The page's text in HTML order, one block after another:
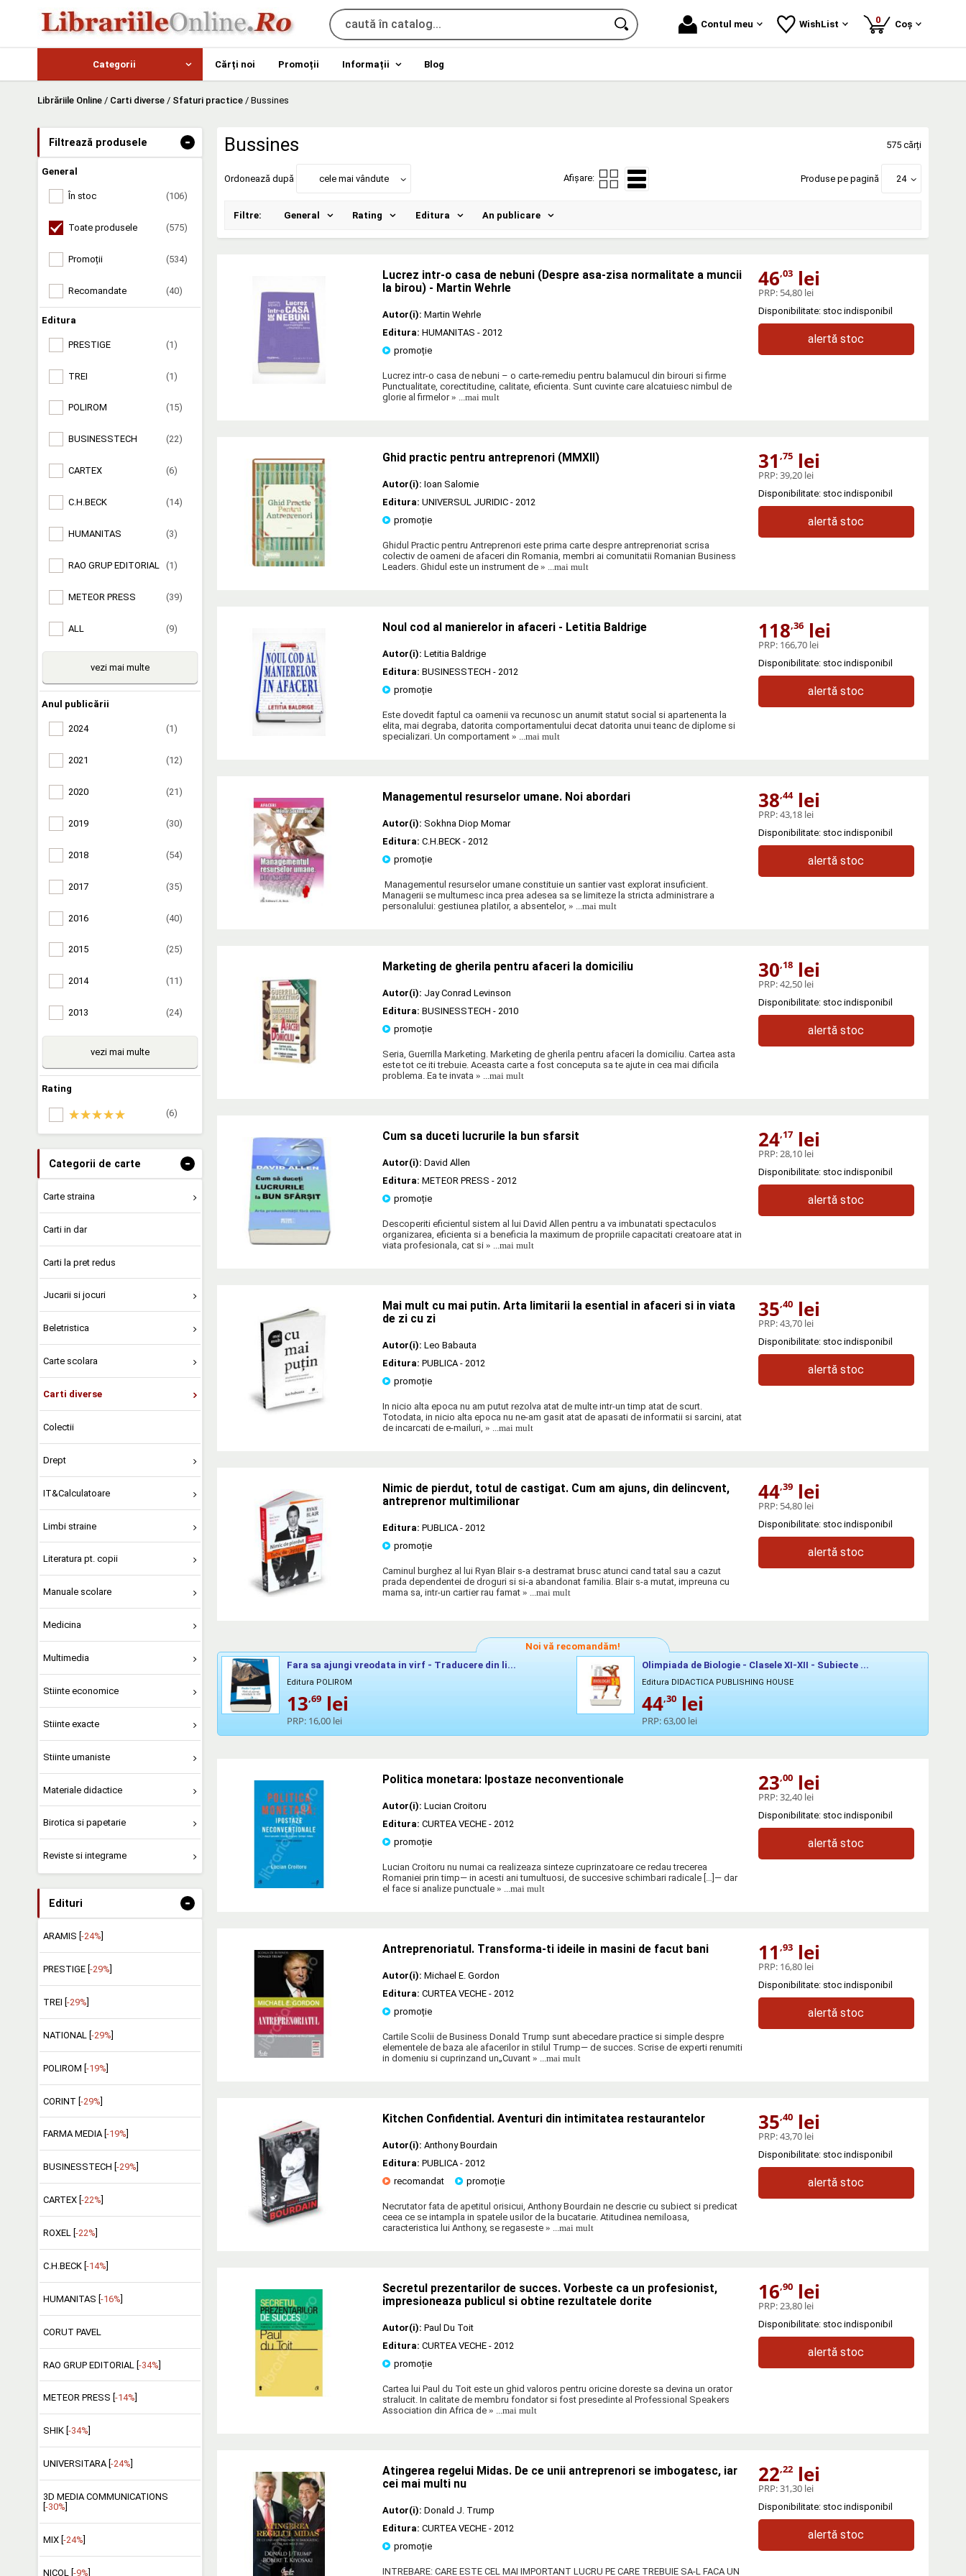
Contul meu WishList 0produse
Coș
Categorii Cărți noi Promoții Informații Blog
Librăriile Online / Carti diverse / Sfaturi practice / Bussines
Filtrează produsele -
General
În stoc (106)
Toate produsele (575)
Promoții (534)
Recomandate (40)
Editura
PRESTIGE (1)
TREI (1)
POLIROM (15)
BUSINESSTECH (22)
CARTEX (6)
C.H.BECK (14)
HUMANITAS (3)
RAO GRUP EDITORIAL (1)
METEOR PRESS (39)
ALL (9)
vezi mai multe
Anul publicării
2024 (1)
2021 (12)
2020 (21)
2019 (30)
2018 (54)
2017 (35)
2016 (40)
2015 (25)
2014 (11)
2013 (24)
vezi mai multe
Rating
(6)
Categorii de carte -
Carte straina
Carti in dar
Carti la pret redus
Jucarii si jocuri
Beletristica
Carte scolara
Carti diverse
Colectii
Drept
IT&Calculatoare
Limbi straine
Literatura pt. copii
Manuale scolare
Medicina
Multimedia
Stiinte economice
Stiinte exacte
Stiinte umaniste
Materiale didactice
Birotica si papetarie
Reviste si integrame
Edituri -
ARAMIS [ -24%
PRESTIGE [ -29%
TREI [ -29%
NATIONAL [ -29%
POLIROM [-19%]
CORINT [-29%]
FARMA MEDIA [ -19%
BUSINESSTECH [ -29%
CARTEX [ -22%
ROXEL [ -22%
C.H.BECK [ -14%
HUMANITAS [ -16%
CORUT PAVEL
RAO GRUP EDITORIAL [-34%]
METEOR PRESS [ -14%
SHIK [ -34%
UNIVERSITARA [ -24%
3D MEDIA COMMUNICATIONS
-30%
MIX [ -24%
NICOL [ -9%
Bussines 575 cărți
Ordonează după cele mai vândute Afișare: Produse pe pagină 24
Filtre: General Rating Editura An publicare
Lucrez intr-o casa de nebuni (Despre asa-zisa normalitate a muncii
la birou) - Martin Wehrle
Autor(i): Martin Wehrle
Editura: HUMANITAS - 2012
promoție
Lucrez intr-o casa de nebuni – o carte-remediu pentru balamucul din birouri si firme
Punctualitate, corectitudine, calitate, eficienta. Sunt cuvinte care alcatuiesc nimbul de
glorie al firmelor» ...mai mult
46,03lei
PRP: 54,80 lei
Disponibilitate: stoc indisponibil
alertă stoc
Ghid practic pentru antreprenori (MMXII)
Autor(i): Ioan Salomie
Editura: UNIVERSUL JURIDIC - 2012
promoție
Ghidul Practic pentru Antreprenori este prima carte despre antreprenoriat scrisa
colectiv de oameni de afaceri din Romania, membri ai comunitatii Romanian Business
Leaders. Ghidul este un instrument de » ...mai mult
31 ,75lei
PRP:39,20 lei
Disponibilitate: stoc indisponibil
alertă stoc
Noul cod al manierelor in afaceri - Letitia Baldrige
Autor(i): Letitia Baldrige
Editura: BUSINESSTECH - 2012
promoție
Este dovedit faptul ca oamenii va recunosc un anumit statut social si apartenenta la
elita, mai degraba, datorita comportamentului decat datorita unui teanc de diplome si
specializari. Un comportament » ...mai mult
118,36lei
PRP: 166,70 lei
Disponibilitate: stoc indisponibil
alertă stoc
Managementul resurselor umane. Noi abordari
Autor(i): Sokhna Diop Momar
Editura: C.H.BECK - 2012
promoție
Managementul resurselor umane constituie un santier vast explorat insuficient.
Managerii se multumesc inca prea adesea sa se limiteze la stricta administrare a
personalului: gestiunea platilor, a absentelor, » ...mai mult
38,44lei
PRP:43,18 lei
Disponibilitate: stoc indisponibil
alertă stoc
Marketing de gherila pentru afaceri la domiciliu
Autor(i): Jay Conrad Levinson
Editura: BUSINESSTECH - 2010
promoție
Seria, Guerrilla Marketing. Marketing de gherila pentru afaceri la domiciliu. Cartea asta
este tot ce iti trebuie. Aceasta carte a fost conceputa sa te ajute in cea mai dificila
problema. Ea te invata » ...mai mult
30,18lei
PRP:42,50 lei
Disponibilitate: stoc indisponibil
alertă stoc
Cum sa duceti lucrurile la bun sfarsit
Autor(i): David Allen
Editura: METEOR PRESS - 2012
promoție
Descoperiti eficientul sistem al lui David Allen pentru a va imbunatati spectaculos
organizarea, eficienta si a beneficia la maximum de propriile capacitati creatoare atat in
viata profesionala, cat si » ...mai mult
24,17lei
PRP: 28,10 lei
Disponibilitate: stoc indisponibil
alertă stoc
Mai mult cu mai putin. Arta limitarii la esential in afaceri si in viata
de zi cu zi
Autor(i): Leo Babauta
Editura: PUBLICA - 2012
promoție
In nicio alta epoca nu am putut rezolva atat de multe intr-un timp atat de scurt.
Totodata, in nicio alta epoca nu ne-am gasit atat de apasati de informatii si sarcini, atat
de incarcati de e-mailuri, » ...mai mult
35,40lei
PRP:43,70 lei
Disponibilitate: stoc indisponibil
alertă stoc
Nimic de pierdut, totul de castigat. Cum am ajuns, din delincvent,
antreprenor multimilionar
Editura: PUBLICA - 2012
promoție
Caminul burghez al lui Ryan Blair s-a destramat brusc atunci cand tatal sau a cazut
prada dependentei de droguri si si-a abandonat familia. Blair s-a mutat, impreuna cu
mama sa, intr-un cartier rau famat » ...mai mult
44,39lei
PRP: 54,80 lei
Disponibilitate: stoc indisponibil
alertă stoc
Noi vă recomandăm!
Fara sa ajungi vreodata in virf - Traducere din li...
Editura POLIROM
13,69 lei
PRP: 16,00 lei
Olimpiada de Biologie - Clasele XI-XII - Subiecte ...
Editura DIDACTICA PUBLISHING HOUSE
44,30 lei
PRP:63,00 lei
Politica monetara: Ipostaze neconventionale
Autor(i): Lucian Croitoru
Editura: CURTEA VECHE - 2012
promoție
Lucian Croitoru nu numai ca realizeaza sinteze cuprinzatoare ce redau trecerea
Romaniei prin timp— in acesti ani tumultuosi, de succesive schimbari radicale […]— dar
el face si analize punctuale » ...mai mult
23,00lei
PRP:32,40 lei
Disponibilitate: stoc indisponibil
alertă stoc
Antreprenoriatul. Transforma-ti ideile in masini de facut bani
Autor(i): Michael E. Gordon
Editura: CURTEA VECHE - 2012
promoție
Cartile Scolii de Business Donald Trump sunt abecedare practice si simple despre
elementele de baza ale afacerilor in stilul Trump— de succes. Scrise de experti renumiti
in domeniu si cuprinzand un„Cuvant » ...mai mult
11 ,93lei
PRP: 16,80 lei
Disponibilitate: stoc indisponibil
alertă stoc
Kitchen Confidential. Aventuri din intimitatea restaurantelor
Autor(i): Anthony Bourdain
Editura: PUBLICA - 2012
recomandat
promoție
Necrutator fata de apetitul orisicui, Anthony Bourdain ne descrie cu subiect si predicat
ceea ce se intampla in spatele usilor de la bucatarie. Atitudinea nemiloasa,
caracteristica lui Anthony, se regaseste » ...mai mult
35,40lei
PRP:43,70 lei
Disponibilitate: stoc indisponibil
alertă stoc
Secretul prezentarilor de succes. Vorbeste ca un profesionist,
impresioneaza publicul si obtine rezultatele dorite
Autor(i): Paul Du Toit
Editura: CURTEA VECHE - 2012
promoție
Cartea lui Paul du Toit este un ghid valoros pentru oricine doreste sa devina un orator
stralucit. In calitate de membru fondator si fost presedinte al Professional Speakers
Association din Africa de » ...mai mult
16,90lei
PRP: 23,80 lei
Disponibilitate: stoc indisponibil
alertă stoc
Atingerea regelui Midas. De ce unii antreprenori se imbogatesc, iar
cei mai multi nu
Autor(i): Donald J. Trump
Editura: CURTEA VECHE - 2012
promoție
INTREBARE: CARE ESTE CEL MAI IMPORTANT LUCRU PE CARE TREBUIE SA-L FACA UN
22,22lei
PRP:31,30 lei
Disponibilitate: stoc indisponibil
alertă stoc